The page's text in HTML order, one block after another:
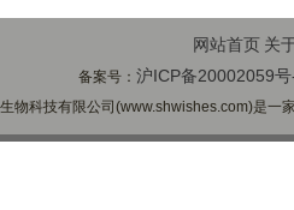
网站首页 关
备案号：沪ICP备20002059
物科技有限公司(www.shwishes.com)是一